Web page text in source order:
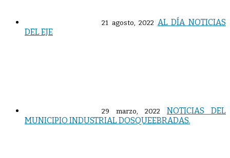
21 agosto, 2022 AL DÍA NOTICIAS
DEL EJE
29 marzo, 2022
NOTICIAS DEL
MUNICIPIO INDUSTRIAL DOSQUEEBRADAS.